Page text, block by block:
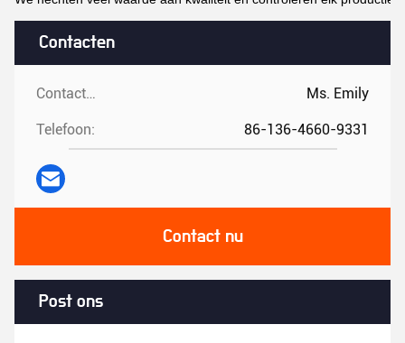
Contacten
Contacten: Ms. Emily
Telefoon: 86-136-4660-9331
Contact nu
Post ons